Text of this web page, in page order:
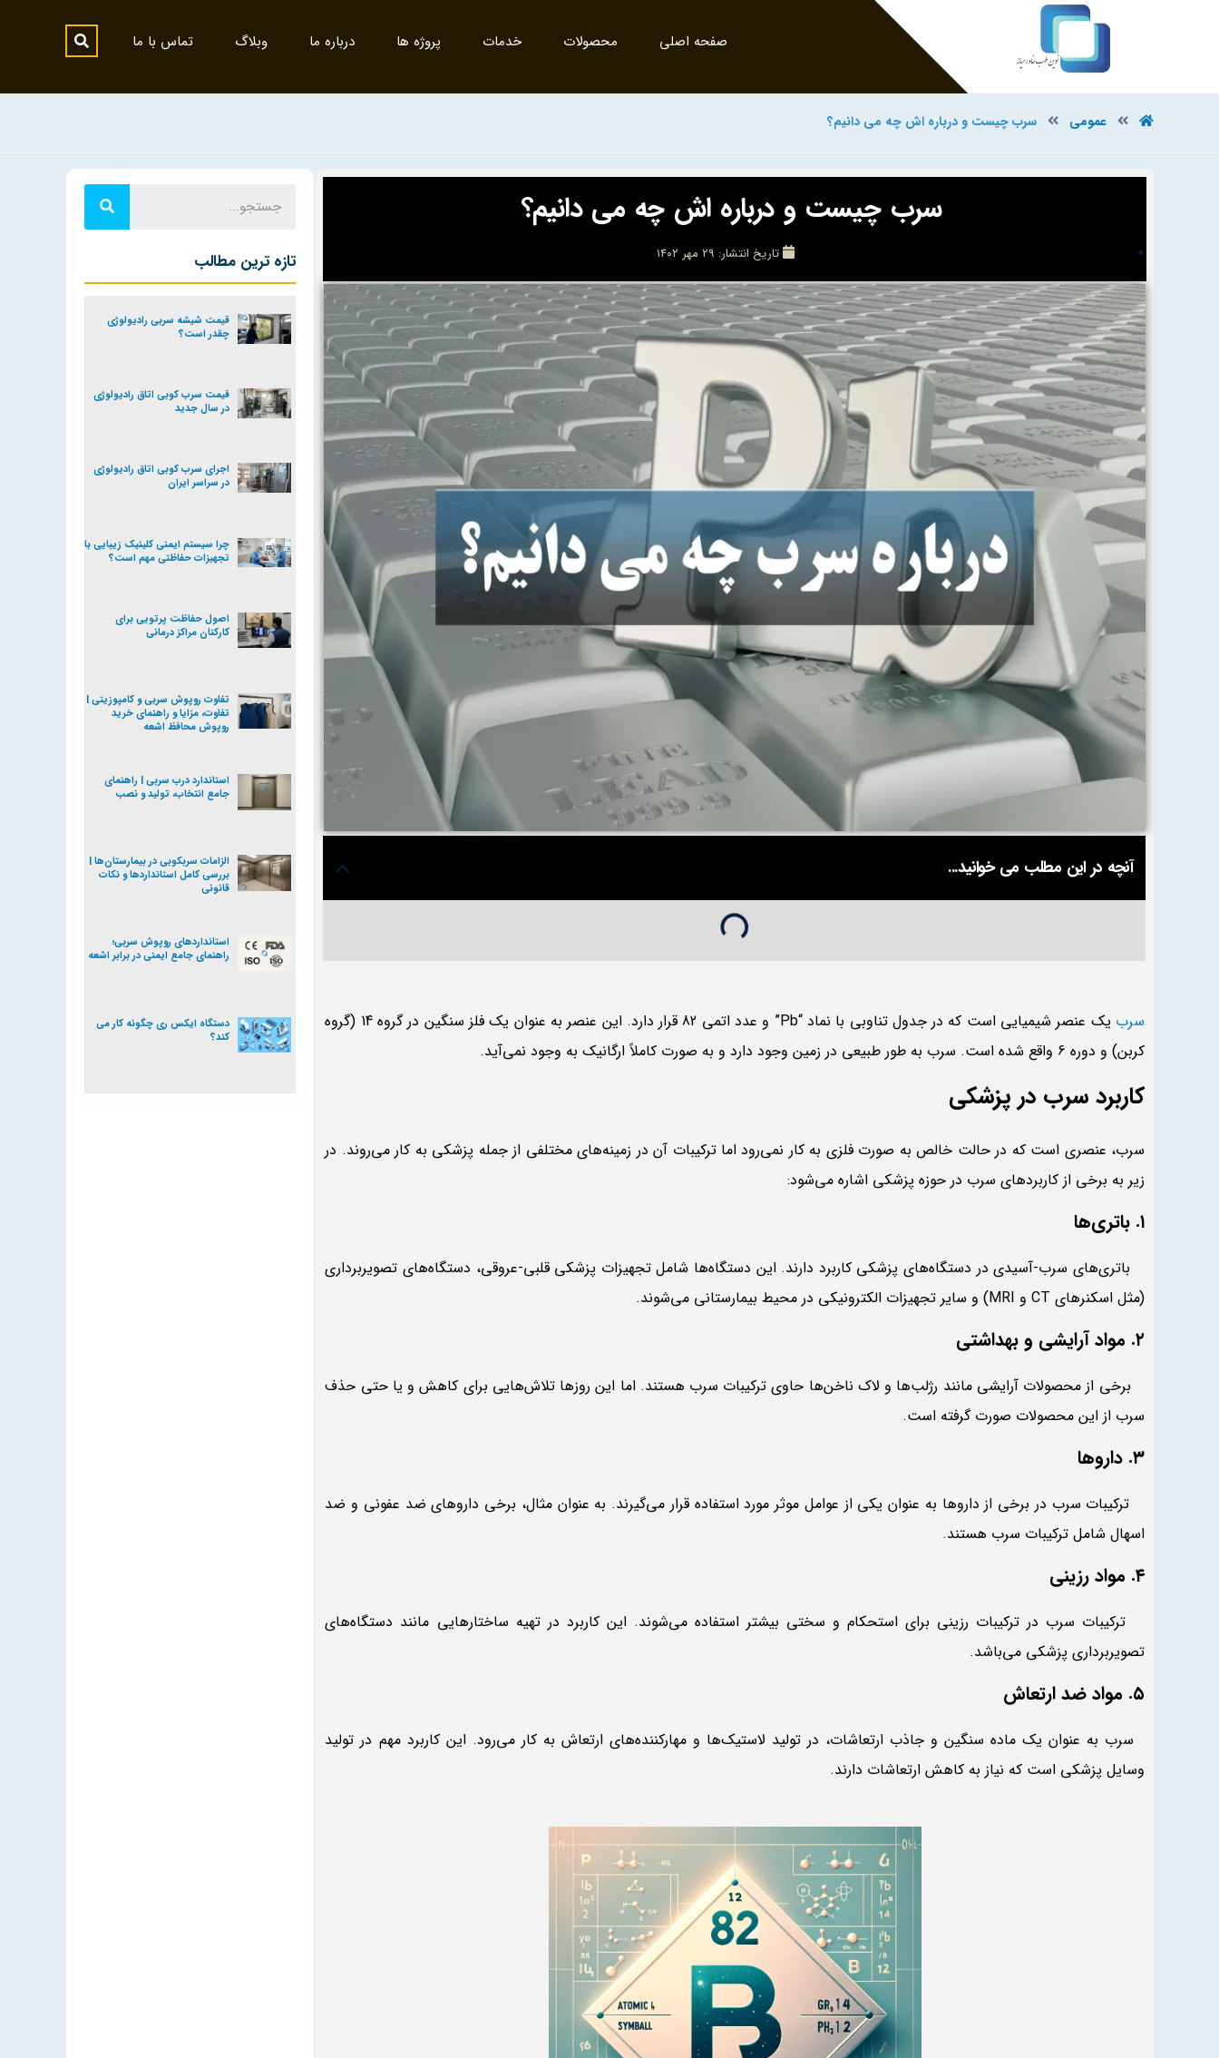
صفحه اصلی محصولات خدمات پروژه ها درباره ما وبلاگ تماس با ما
عمومی سرب چیست و درباره اش چه می دانیم؟
سرب چیست و درباره اش چه می دانیم؟
تاریخ انتشار:
آنچه در این مطلب می خوانید...
سرب
یک عنصر شیمیایی است که در جدول تناوبی با نماد “Pb” و عدد اتمی 82 قرار دارد. این عنصر به عنوان یک فلز سنگین در گروه 14 (گروه
کربن) و دوره 6 واقع شده است. سرب به طور طبیعی در زمین وجود دارد و به صورت کاملاً ارگانیک به وجود نمی‌آید.
کاربرد سرب در پزشکی
سرب، عنصری است که در حالت خالص به صورت فلزی به کار نمی‌رود اما ترکیبات آن در زمینه‌های مختلفی از جمله پزشکی به کار می‌روند. در
زیر به برخی از کاربردهای سرب در حوزه پزشکی اشاره می‌شود:
۱. باتری‌ها
باتری‌های سرب-آسیدی در دستگاه‌های پزشکی کاربرد دارند. این دستگاه‌ها شامل تجهیزات پزشکی قلبی-عروقی، دستگاه‌های تصویربرداری
(مثل اسکنرهای CT و MRI) و سایر تجهیزات الکترونیکی در محیط بیمارستانی می‌شوند.
۲. مواد آرایشی و بهداشتی
برخی از محصولات آرایشی مانند رژلب‌ها و لاک ناخن‌ها حاوی ترکیبات سرب هستند. اما این روزها تلاش‌هایی برای کاهش و یا حتی حذف
سرب از این محصولات صورت گرفته است.
۳. داروها
ترکیبات سرب در برخی از داروها به عنوان یکی از عوامل موثر مورد استفاده قرار می‌گیرند. به عنوان مثال، برخی داروهای ضد عفونی و ضد
اسهال شامل ترکیبات سرب هستند.
۴. مواد رزینی
ترکیبات سرب در ترکیبات رزینی برای استحکام و سختی بیشتر استفاده می‌شوند. این کاربرد در تهیه ساختارهایی مانند دستگاه‌های
تصویربرداری پزشکی می‌باشد.
۵. مواد ضد ارتعاش
سرب به عنوان یک ماده سنگین و جاذب ارتعاشات، در تولید لاستیک‌ها و مهارکننده‌های ارتعاش به کار می‌رود. این کاربرد مهم در تولید
وسایل پزشکی است که نیاز به کاهش ارتعاشات دارند.
تازه ترین مطالب
قیمت شیشه سربی رادیولوژی
چقدر است؟
قیمت سرب کوبی اتاق رادیولوژی
در سال جدید
اجرای سرب کوبی اتاق رادیولوژی
در سراسر ایران
چرا سیستم ایمنی کلینیک‌ زیبایی با
تجهیزات حفاظتی مهم است؟
اصول حفاظت پرتویی برای
کارکنان مراکز درمانی
تفاوت روپوش سربی و کامپوزیتی |
تفاوت، مزایا و راهنمای خرید
روپوش محافظ اشعه
استاندارد درب سربی | راهنمای
جامع انتخاب، تولید و نصب
الزامات سربکوبی در بیمارستان‌ها |
بررسی کامل استانداردها و نکات
قانونی
استانداردهای روپوش سربی؛
راهنمای جامع ایمنی در برابر اشعه
دستگاه ایکس ری چگونه کار می
کند؟